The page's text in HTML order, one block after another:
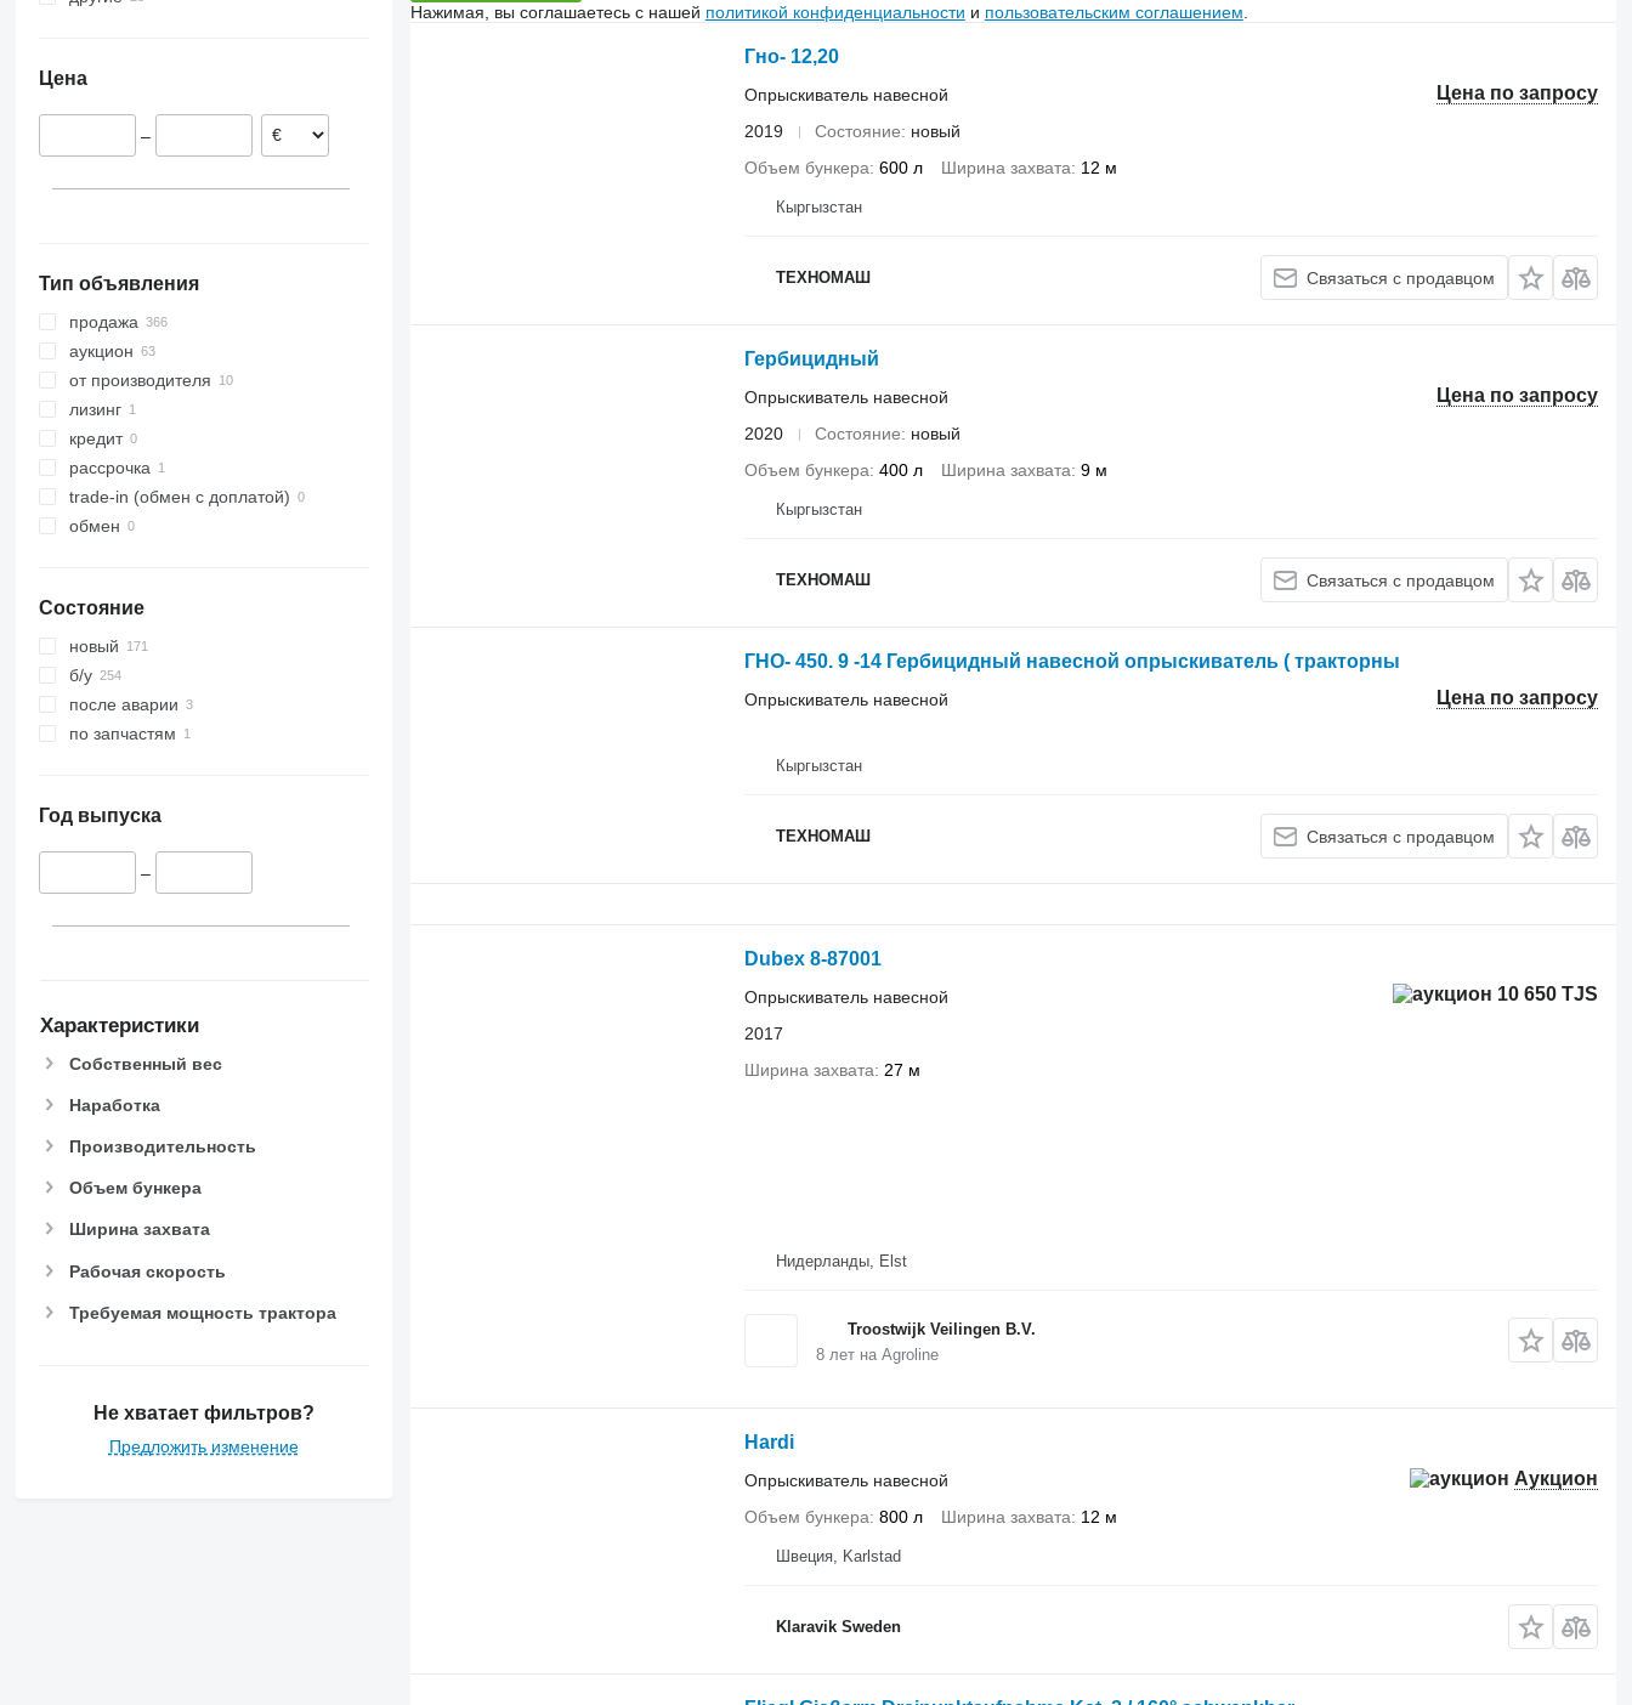
Франция
Нидерланды
Цена
–
Тип объявления
продажа
аукцион
от производителя
лизинг
кредит
рассрочка
trade-in (обмен с доплатой)
обмен
Состояние
новый
б/у
после аварии
по запчастям
Год выпуска
–
Характеристики
Собственный вес
Наработка
Производительность
Объем бункера
Ширина захвата
Рабочая скорость
Требуемая мощность трактора
Не хватает фильтров?
Предложить изменение
Нажимая, вы соглашаетесь с нашей политикой конфиденциальности и пользовательским соглашением
Гно- 12,20
Цена по запросу
Опрыскиватель навесной
2019
Состояние
новый
Объем бункера 600 л Ширина захвата 12 м
Кыргызстан
ТЕХНОМАШ Связаться с продавцом
Гербицидный
Цена по запросу
Опрыскиватель навесной
2020
Состояние
новый
Объем бункера 400 л Ширина захвата 9 м
Кыргызстан
ТЕХНОМАШ Связаться с продавцом
ГНО- 450. 9 -14 Гербицидный навесной опрыскиватель ( тракторны
Цена по запросу
Опрыскиватель навесной
Кыргызстан
ТЕХНОМАШ Связаться с продавцом
Dubex 8-87001
10 650 TJS
Опрыскиватель навесной
2017
Ширина захвата
27 м
Нидерланды, Elst
Troostwijk Veilingen B.V.
8лет на Agroline
Hardi
Аукцион
Опрыскиватель навесной
Объем бункера 800 л Ширина захвата 12 м
Швеция, Karlstad
Klaravik Sweden